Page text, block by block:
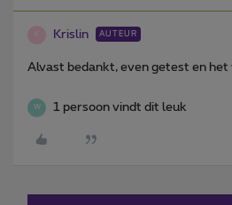
Krislin AUTEUR
Alvast bedankt, even getest en
W 1 persoon vindt dit leuk